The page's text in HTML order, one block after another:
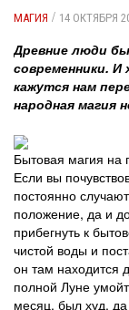
МАГИЯ / 14 ОКТЯБРЯ
Древние люди
современники.
кажутся нам
народная магия
Бытовая магия на
Если вы
постоянно
положение, да и
прибегнуть к
чистой воды и
он там находится
полной Луне
месяц, был худ,